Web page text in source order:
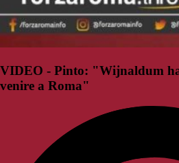
VIDEO - Pinto: "Wijnaldum
venire a Roma"